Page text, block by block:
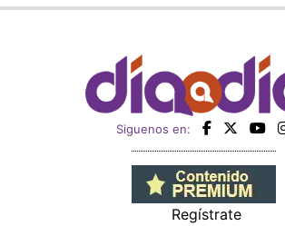
Siguenos en:
Regístrate